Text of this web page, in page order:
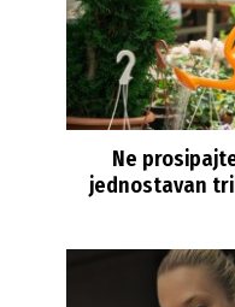
Ne
jednostavan